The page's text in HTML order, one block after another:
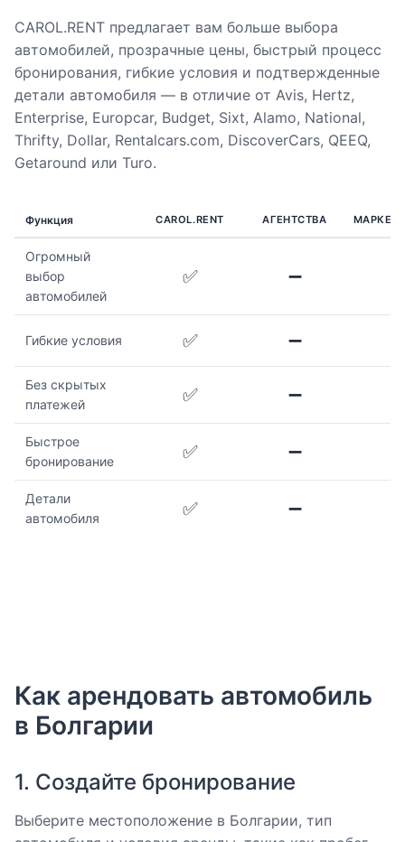
CAROL.RENT предлагает вам больше выбора
автомобилей, прозрачные цены, быстрый процесс
бронирования, гибкие условия и подтвержденные
детали автомобиля — в отличие от Avis, Hertz,
Enterprise, Europcar, Budget, Sixt, Alamo, National,
Thrifty, Dollar, Rentalcars.com, DiscoverCars, QEEQ,
Getaround или Turo.
Функция CAROL.RENT АГЕНТСТВА
Огромный
выбор
автомобилей
✅ ➖
Гибкие условия ✅ ➖
Без скрытых
платежей
✅ ➖
Быстрое
бронирование
✅ ➖
Детали
автомобиля
✅ ➖
Как арендовать автомобиль
в Болгарии
1. Создайте бронирование
Выберите местоположение в Болгарии, тип